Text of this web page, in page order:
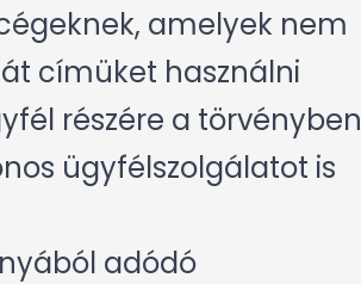
amelyek nem
címüket használni
részére a törvényben
ügyfélszolgálatot is
adódó